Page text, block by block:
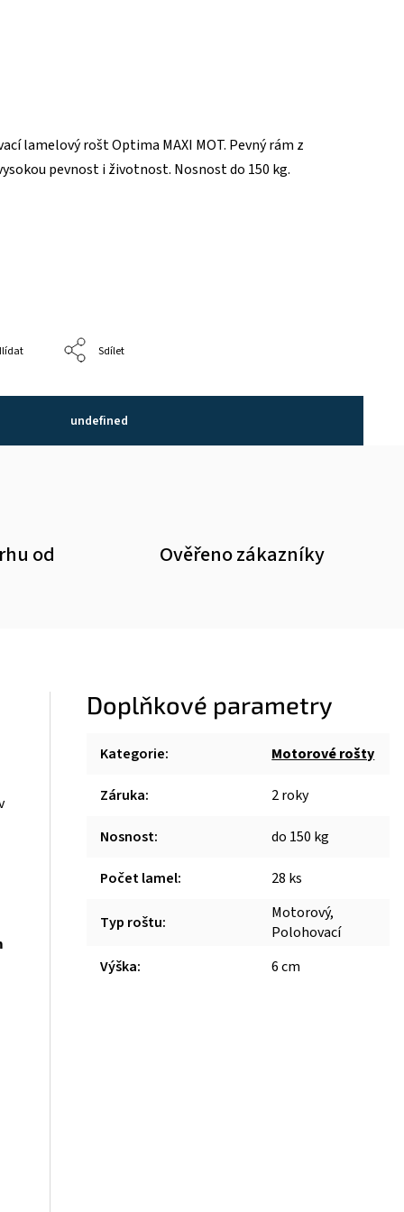
lamelový rošt Optima MAXI MOT. Pevný rám z
pevnost i životnost. Nosnost do 150 kg.
Sdílet
undefined
od Ověřeno zákazníky
Doplňkové parametry
Kategorie: Motorové rošty
Záruka: 2 roky
Nosnost: do 150 kg
Počet lamel: 28 ks
Typ roštu:
Motorový,
Polohovací
Výška: 6 cm